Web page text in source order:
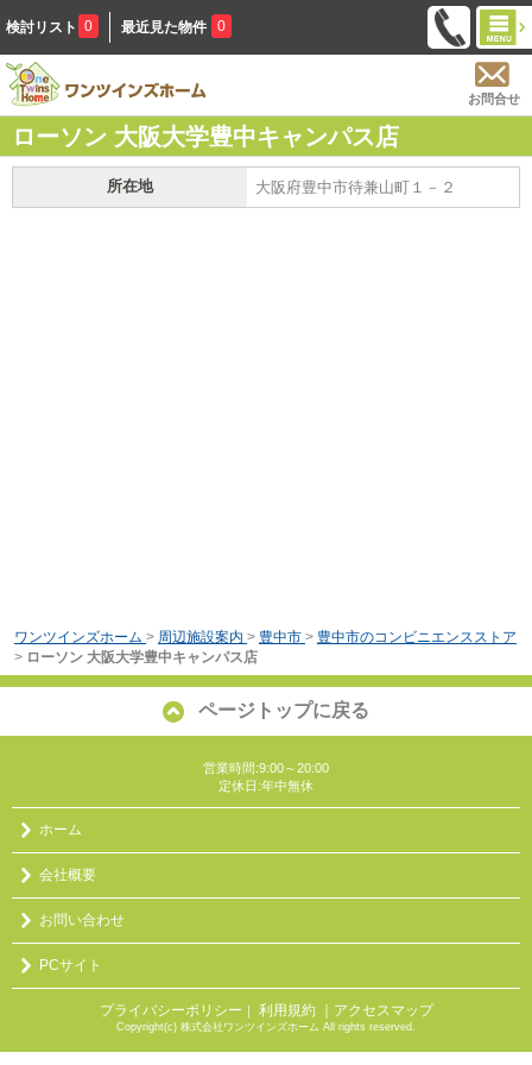
検討リスト 0 最近見た物件 0
お問合せ
ローソン 大阪大学豊中キャンパス店
所在地 大阪府豊中市待兼山町１－２
ワンツインズホーム > 周辺施設案内 > 豊中市 > 豊中市のコンビニエンスストア
> ローソン 大阪大学豊中キャンパス店
ページトップに戻る
営業時間:9:00～20:00
定休日:年中無休
ホーム
会社概要
お問い合わせ
PCサイト
プライバシーポリシー ｜ 利用規約 ｜アクセスマップ
Copyright(c) 株式会社ワンツインズホーム All rights reserved.